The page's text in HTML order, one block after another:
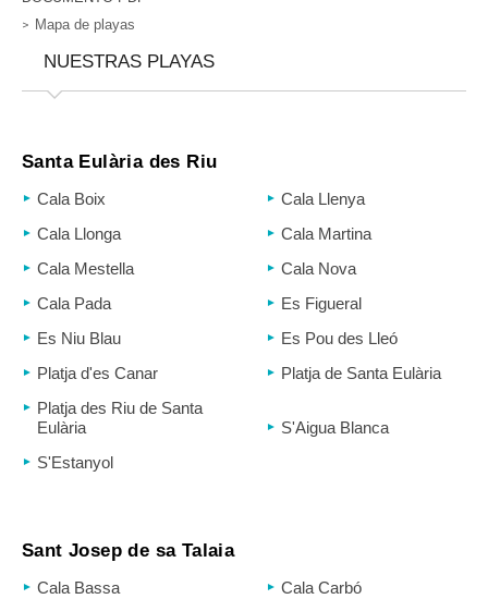
Mapa de playas
NUESTRAS PLAYAS
Santa Eulària des Riu
Cala Boix
Cala Llenya
Cala Llonga
Cala Martina
Cala Mestella
Cala Nova
Cala Pada
Es Figueral
Es Niu Blau
Es Pou des Lleó
Platja d'es Canar
Platja de Santa Eulària
Platja des Riu de Santa
Eulària
S'Aigua Blanca
S'Estanyol
Sant Josep de sa Talaia
Cala Bassa
Cala Carbó